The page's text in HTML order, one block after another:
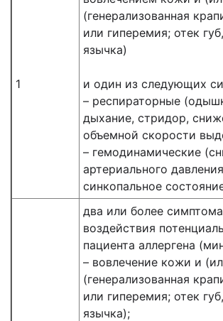
1
(генерализованная
или гиперемия; отек
язычка)
и один из следующих
– респираторные
дыхание, стридор,
объемной скорости
– гемодинамические
артериального
синкопальное
два или более
воздействия
пациента аллергена
– вовлечение кожи и
(генерализованная
или гиперемия; отек
язычка);